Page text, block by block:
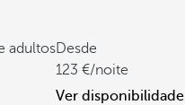
adultosDesde
123
/noite
Ver disponibilidade